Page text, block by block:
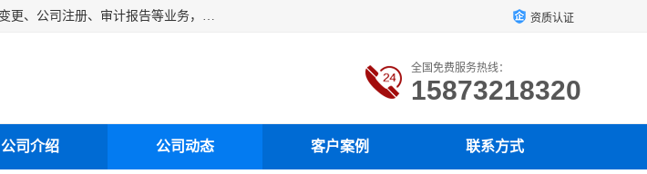
湘潭纳川会计服务有限公司主营从事：湘潭公司账务清理、湘潭公司注销、代理记账、公司变更、公司注册、审计报告等业务，公司设立有专门的代理注册部门，现有工商代办专员，部门经理从事工商代办多年，对各地区公司注册、公司变更、进出口业务等流程以及各行业公司注册、变更所需注意的细节都非常熟悉。 资质认证
全国免费服务热线：
15873218320
公司介绍 公司动态 客户案例 联系方式